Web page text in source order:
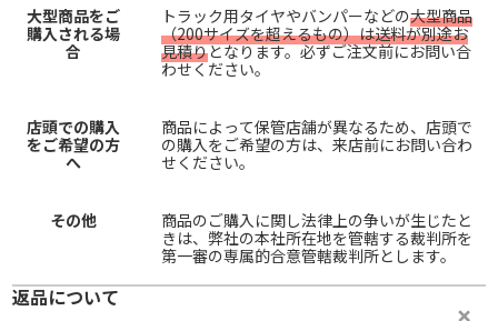
大型商品をご
購入される場
合
トラック用タイヤやバンパーなどの大型商品
（200サイズを超えるもの）は送料が別途お
見積りとなります。必ずご注文前にお問い合
わせください。
店頭での購入
をご希望の方
へ
商品によって保管店舗が異なるため、店頭で
の購入をご希望の方は、来店前にお問い合わ
せください。
その他
商品のご購入に関し法律上の争いが生じたと
きは、弊社の本社所在地を管轄する裁判所を
第一審の専属的合意管轄裁判所とします。
返品について